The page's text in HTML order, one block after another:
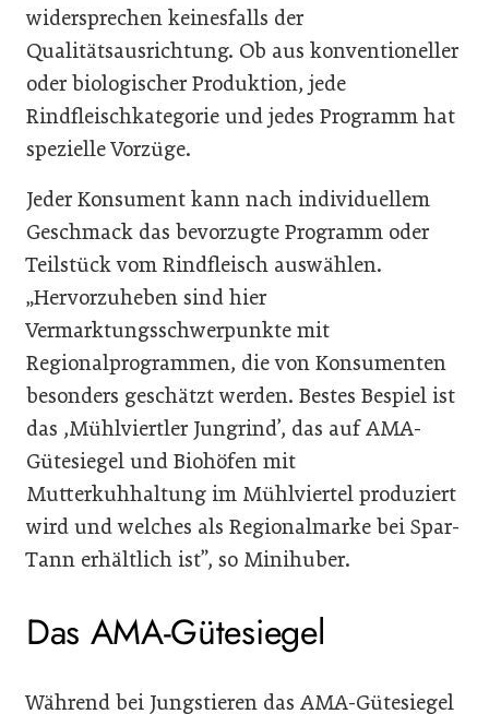
widersprechen keinesfalls der
Qualitätsausrichtung. Ob aus konventioneller
oder biologischer Produktion, jede
Rindfleischkategorie und jedes Programm hat
spezielle Vorzüge.
Jeder Konsument kann nach individuellem
Geschmack das bevorzugte Programm oder
Teilstück vom Rindfleisch auswählen.
„Hervorzuheben sind hier
Vermarktungsschwerpunkte mit
Regionalprogrammen, die von Konsumenten
besonders geschätzt werden. Bestes Bespiel ist
das ,Mühlviertler Jungrind’, das auf AMA-
Gütesiegel und Biohöfen mit
Mutterkuhhaltung im Mühlviertel produziert
wird und welches als Regionalmarke bei Spar-
Tann erhältlich ist”, so Minihuber.
Das AMA-Gütesiegel
Während bei Jungstieren das AMA-Gütesiegel